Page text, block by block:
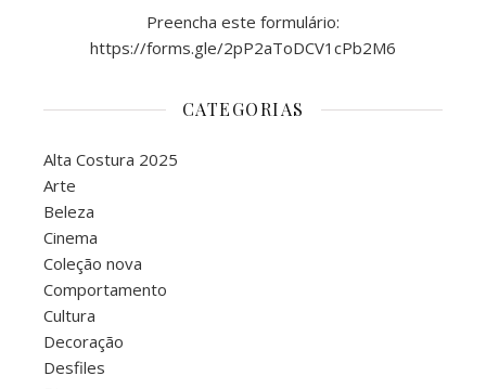
Preencha este formulário:
https://forms.gle/2pP2aToDCV1cPb2M6
CATEGORIAS
Alta Costura 2025
Arte
Beleza
Cinema
Coleção nova
Comportamento
Cultura
Decoração
Desfiles